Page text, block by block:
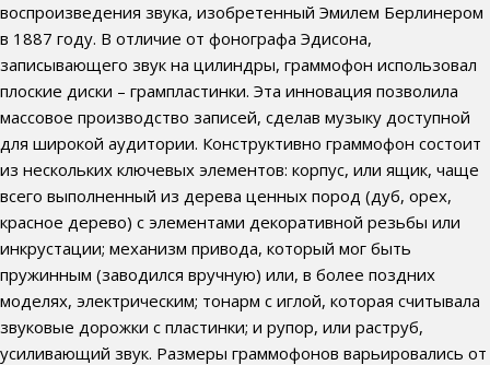
воспроизведения звука, изобретенный Эмилем Берлинером
в 1887 году. В отличие от фонографа Эдисона,
записывающего звук на цилиндры, граммофон использовал
плоские диски – грампластинки. Эта инновация позволила
массовое производство записей, сделав музыку доступной
для широкой аудитории. Конструктивно граммофон состоит
из нескольких ключевых элементов: корпус, или ящик, чаще
всего выполненный из дерева ценных пород (дуб, орех,
красное дерево) с элементами декоративной резьбы или
инкрустации; механизм привода, который мог быть
пружинным (заводился вручную) или, в более поздних
моделях, электрическим; тонарм с иглой, которая считывала
звуковые дорожки с пластинки; и рупор, или раструб,
усиливающий звук. Размеры граммофонов варьировались от